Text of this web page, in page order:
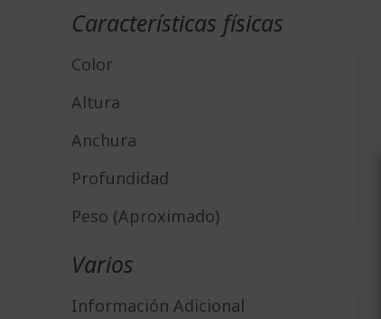
Características físicas
Color
Altura
Anchura
Profundidad
Peso (Aproximado)
Varios
Información Adicional